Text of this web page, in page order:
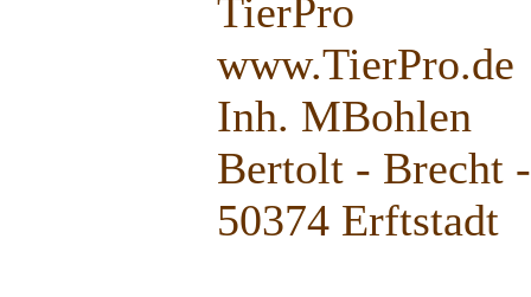
TierPro
www.TierPro.de
Inh. MBohlen
Bertolt - Brecht
50374 Erftstadt